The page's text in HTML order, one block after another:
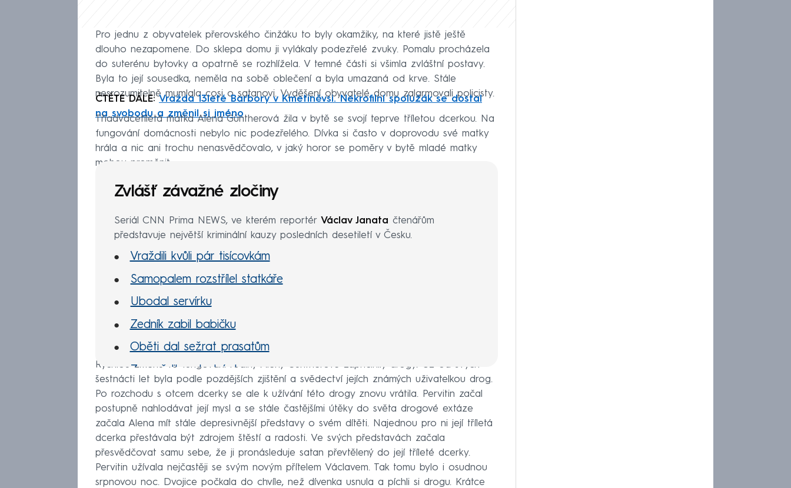
Pro jednu z obyvatelek přerovského činžáku to byly okamžiky, na které jistě ještě
dlouho nezapomene. Do sklepa domu ji vylákaly podezřelé zvuky. Pomalu procházela
do suterénu bytovky a opatrně se rozhlížela. V temné části si všimla zvláštní postavy.
Byla to její sousedka, neměla na sobě oblečení a byla umazaná od krve. Stále
nesrozumitelně mumlala cosi o satanovi. Vyděšení obyvatelé domu zalarmovali policisty.
ČTĚTE DÁLE:Vražda 13leté Barbory v Kmetiněvsi. Nekrofilní spolužák se dostal
na svobodu a změnil si jméno
Třiadvacetiletá matka Alena Güntherová žila v bytě se svojí teprve tříletou dcerkou. Na
fungování domácnosti nebylo nic podezřelého. Dívka si často v doprovodu své matky
hrála a nic ani trochu nenasvědčovalo, v jaký horor se poměry v bytě mladé matky
mohou proměnit.
Zvlášť závažné zločiny
Seriál CNN Prima NEWS, ve kterém reportér Václav Janata čtenářům
představuje největší kriminální kauzy posledních desetiletí v Česku.
Vraždili kvůli pár tisícovkám
Samopalem rozstřílel statkáře
Ubodal servírku
Zedník zabil babičku
Oběti dal sežrat prasatům
Zavraždil nevlastní dcery
Devět dní žil s mrtvolami
Rychlou změnu ve fungování rodiny Aleny Güntherové zapříčinily drogy. Už od svých
šestnácti let byla podle pozdějších zjištění a svědectví jejích známých uživatelkou drog.
Po rozchodu s otcem dcerky se ale k užívání této drogy znovu vrátila. Pervitin začal
postupně nahlodávat její mysl a se stále častějšími útěky do světa drogové extáze
začala Alena mít stále depresivnější představy o svém dítěti. Najednou pro ni její tříletá
dcerka přestávala být zdrojem štěstí a radosti. Ve svých představách začala
přesvědčovat samu sebe, že ji pronásleduje satan převtělený do její tříleté dcerky.
Pervitin užívala nejčastěji se svým novým přítelem Václavem. Tak tomu bylo i osudnou
srpnovou noc. Dvojice počkala do chvíle, než dívenka usnula a píchli si drogu. Krátce